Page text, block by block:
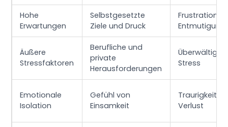
Hohe
Erwartungen
Selbstgesetzte
Ziele und Druck
Frustration,
Entmutigung
Äußere
Stressfaktoren
Berufliche und
private
Herausforderungen
Stress
Emotionale
Isolation
Gefühl von
Einsamkeit
Traurigkeit,
Verlust